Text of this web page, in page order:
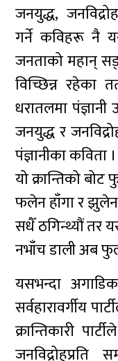
जनयुद्ध,
गर्ने कविहरू नै
जनताको महान्‌
विच्छिन्न रहेका
धरातलमा
जनयुद्ध र
पंज्ञानीका
यो क्रान्तिको
फलेन हाँगा र
सधैँ ठगिन्थ्यौं तर
नभाँच डाली अब
यसभन्दा
सर्वहारावर्गीय
क्रान्तिकारी
जनविद्रोहप्रति